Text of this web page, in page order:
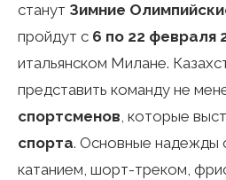
станут Зимние
пройдут с 6 по 22 февраля
итальянском Милане.
представить команду не
спортсменов, которые
спорта. Основные надежды
катанием, шорт-треком,